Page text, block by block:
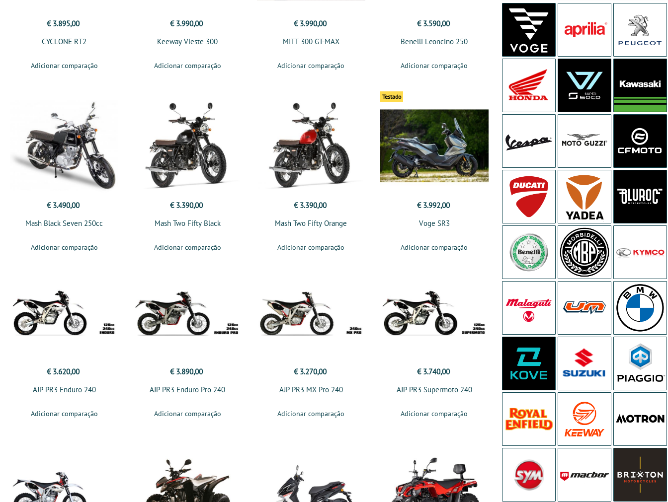
€ 3.895,00
CYCLONE RT2
Adicionar comparação
€ 3.990,00
Keeway Vieste 300
Adicionar comparação
€ 3.990,00
MITT 300 GT-MAX
Adicionar comparação
€ 3.590,00
Benelli Leoncino 250
Adicionar comparação
€ 3.490,00
Mash Black Seven 250cc
Adicionar comparação
€ 3.390,00
Mash Two Fifty Black
Adicionar comparação
€ 3.390,00
Mash Two Fifty Orange
Adicionar comparação
Testado
€ 3.992,00
Voge SR3
Adicionar comparação
€ 3.620,00
AJP PR3 Enduro 240
Adicionar comparação
€ 3.890,00
AJP PR3 Enduro Pro 240
Adicionar comparação
€ 3.270,00
AJP PR3 MX Pro 240
Adicionar comparação
€ 3.740,00
AJP PR3 Supermoto 240
Adicionar comparação